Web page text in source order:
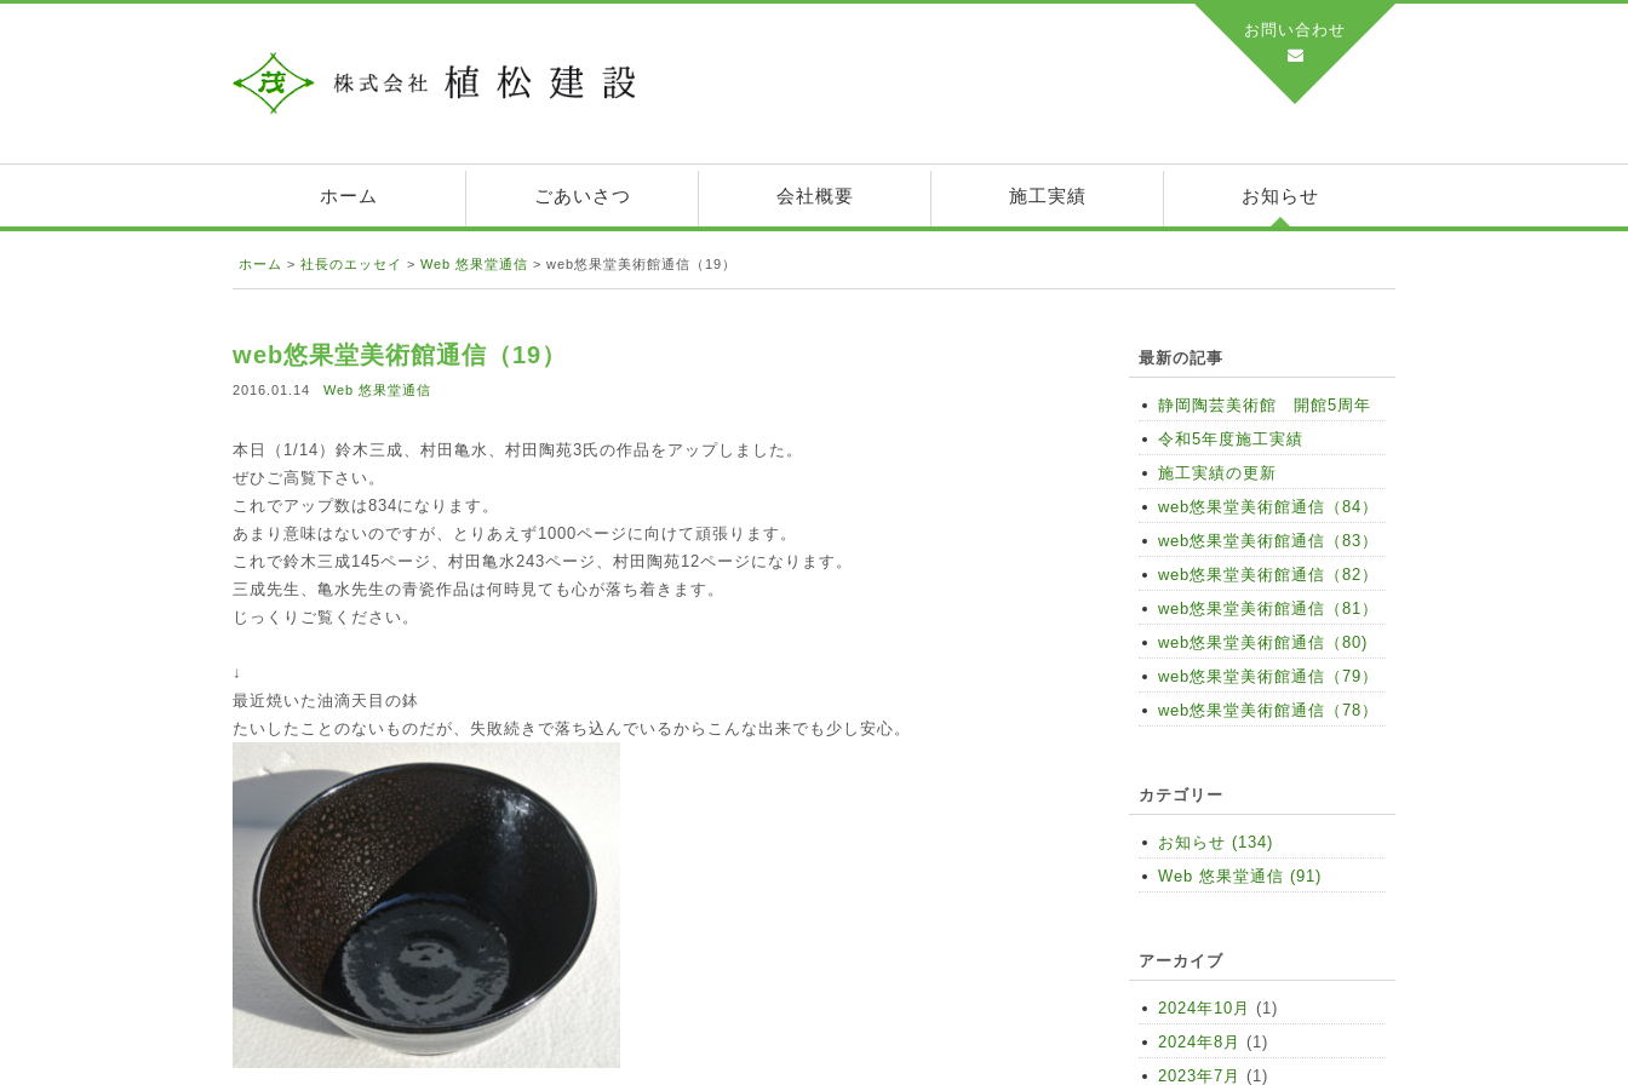
お問い合わせ
ホーム ごあいさつ 会社概要 施工実績 お知らせ
ホーム > 社長のエッセイ > Web 悠果堂通信 > web悠果堂美術館通信（19）
web悠果堂美術館通信（19）
2016.01.14 Web 悠果堂通信
本日（1/14）鈴木三成、村田亀水、村田陶苑3氏の作品をアップしました。
ぜひご高覧下さい。
これでアップ数は834になります。
あまり意味はないのですが、とりあえず1000ページに向けて頑張ります。
これで鈴木三成145ページ、村田亀水243ページ、村田陶苑12ページになります。
三成先生、亀水先生の青瓷作品は何時見ても心が落ち着きます。
じっくりご覧ください。
↓
最近焼いた油滴天目の鉢
たいしたことのないものだが、失敗続きで落ち込んでいるからこんな出来でも少し安心。
最新の記事
静岡陶芸美術館 開館5周年
令和5年度施工実績
施工実績の更新
web悠果堂美術館通信（84）
web悠果堂美術館通信（83）
web悠果堂美術館通信（82）
web悠果堂美術館通信（81）
web悠果堂美術館通信（80)
web悠果堂美術館通信（79）
web悠果堂美術館通信（78）
カテゴリー
お知らせ (134)
Web 悠果堂通信 (91)
アーカイブ
2024年10月 (1)
2024年8月 (1)
2023年7月 (1)